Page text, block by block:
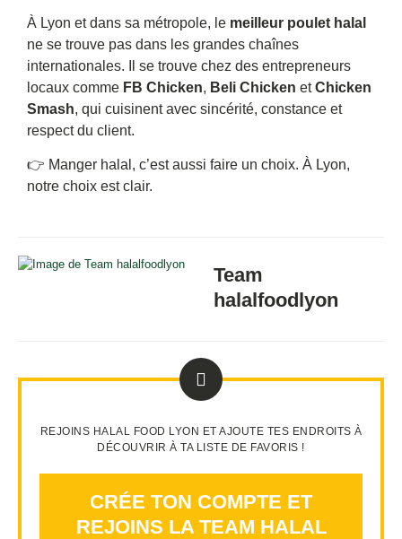
À Lyon et dans sa métropole, le meilleur poulet halal
ne se trouve pas dans les grandes chaînes
internationales. Il se trouve chez des entrepreneurs
locaux comme FB Chicken, Beli Chicken etChicken
Smash, qui cuisinent avec sincérité, constance et
respect du client.
👉 Manger halal, c’est aussi faire un choix. À Lyon,
notre choix est clair.
Team
halalfoodlyon
REJOINS HALAL FOOD LYON ET AJOUTE TES ENDROITS À
DÉCOUVRIR À TA LISTE DE FAVORIS !
CRÉE TON COMPTE ET
REJOINS LA TEAM HALAL